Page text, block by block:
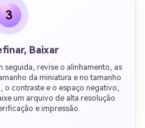
3
Baixar
seguida, revise o alinhamento, as
da miniatura e no tamanho
contraste e o espaço negativo,
um arquivo de alta resolução
e impressão.